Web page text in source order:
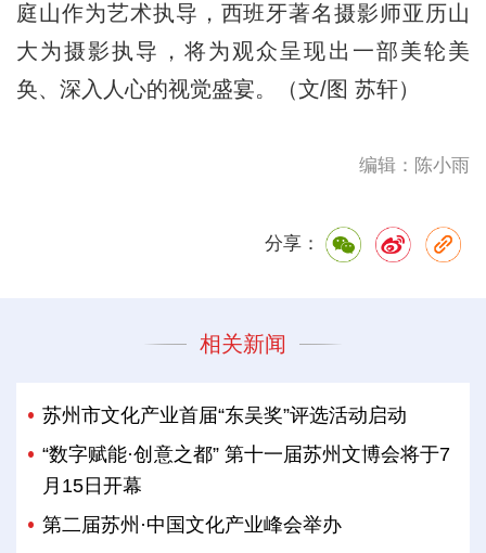
庭山作为艺术执导，西班牙著名摄影师亚历山
大为摄影执导，将为观众呈现出一部美轮美
奂、深入人心的视觉盛宴。（文/图 苏轩）
编辑：陈小雨
分享：
相关新闻
苏州市文化产业首届“东吴奖”评选活动启动
“数字赋能·创意之都” 第十一届苏州文博会将于7
月15日开幕
第二届苏州·中国文化产业峰会举办